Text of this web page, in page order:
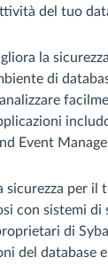
del tuo
la
di
Event
sicurezza per il
con sistemi di
di
del database